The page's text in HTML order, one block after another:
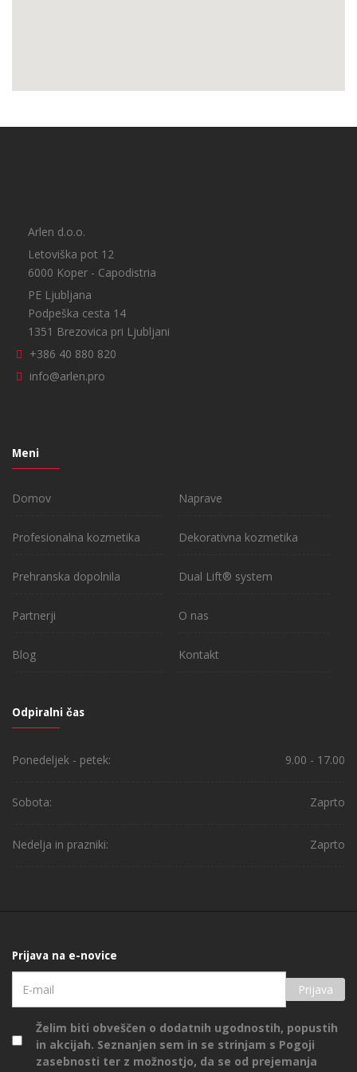
Arlen d.o.o.
Letoviška pot 12
6000 Koper - Capodistria
PE Ljubljana
Podpeška cesta 14
1351 Brezovica pri Ljubljani
+386 40 880 820
info@arlen.pro
Meni
Domov Naprave
Profesionalna kozmetika Dekorativna kozmetika
Prehranska dopolnila Dual Lift® system
Partnerji O nas
Blog Kontakt
Odpiralni čas
Ponedeljek - petek: 9.00 - 17.00
Sobota: Zaprto
Nedelja in prazniki: Zaprto
Prijava na e-novice
Prijava
Želim biti obveščen o dodatnih ugodnostih, popustih
in akcijah. Seznanjen sem in se strinjam s Pogoji
zasebnosti ter z možnostjo, da se od prejemanja